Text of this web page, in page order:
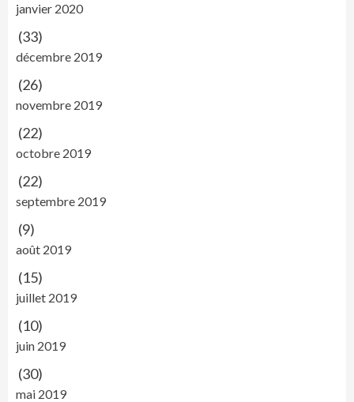
janvier 2020
(33)
décembre 2019
(26)
novembre 2019
(22)
octobre 2019
(22)
septembre 2019
(9)
août 2019
(15)
juillet 2019
(10)
juin 2019
(30)
mai 2019